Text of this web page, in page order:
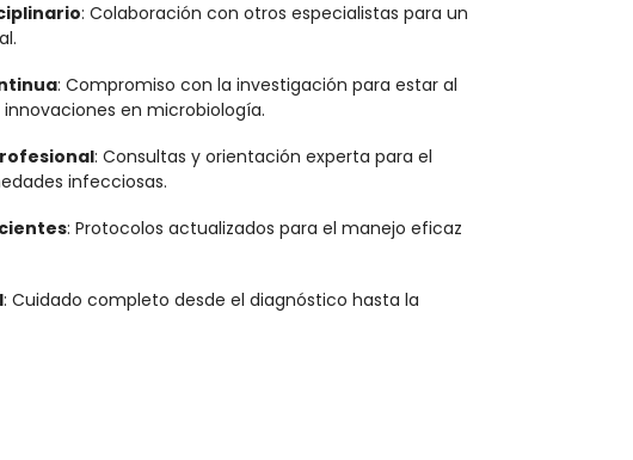
: Colaboración con otros especialistas para un
: Compromiso con la investigación para estar al
en microbiología.
: Consultas y orientación experta para el
infecciosas.
: Protocolos actualizados para el manejo eficaz
: Cuidado completo desde el diagnóstico hasta la